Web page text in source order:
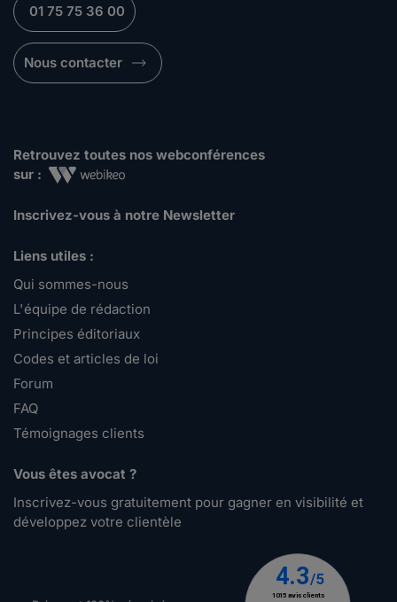
01 75 75 36 00
Nous contacter
Retrouvez toutes nos webconférences
sur :
Inscrivez-vous à notre Newsletter
Liens utiles :
Qui sommes-nous
L'équipe de rédaction
Principes éditoriaux
Codes et articles de loi
Forum
FAQ
Témoignages clients
Vous êtes avocat ?
Inscrivez-vous gratuitement pour gagner en visibilité et
développez votre clientèle